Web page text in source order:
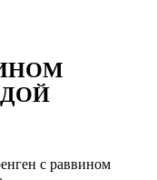
с раввином